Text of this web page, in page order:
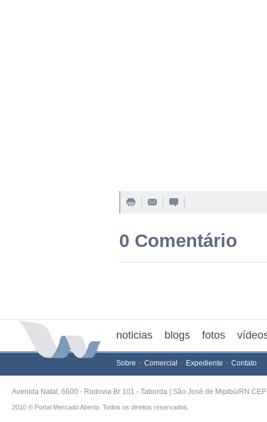
0 Comentário
noticias blogs fotos
Sobre Comercial Expediente Contato
Avenida Natal, 6600 - Rodovia Br 101 - Taborda | São José de Mipibú/RN
2010 ® Portal Mercado Aberto. Todos os direitos reservados.